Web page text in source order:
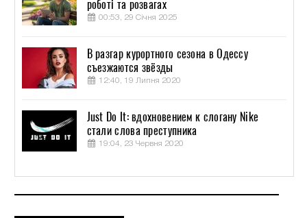
роботі та розвагах
00:53, 29 Січня 2025
В разгар курортного сезона в Одессу
съезжаются звёзды
12:40, 19 Липня 2020
Just Do It: вдохновением к слогану Nike
стали слова преступника
19:04, 23 Червня 2020